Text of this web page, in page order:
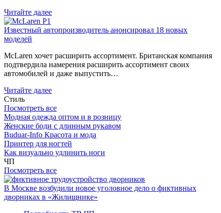
Читайте далее
Известный автопроизводитель анонсировал 18 новых
моделей
McLaren хочет расширить ассортимент. Британская компания
подтвердила намерения расширить ассортимент своих
автомобилей и даже выпустить…
Читайте далее
Стиль
Посмотреть все
Модная одежда оптом и в розницу
Женские боди с длинным рукавом
Buduar-Info Красота и мода
Принтер для ногтей
Как визуально удлинить ноги
ЧП
Посмотреть все
В Москве возбудили новое уголовное дело о фиктивных
дворниках в «Жилищнике»